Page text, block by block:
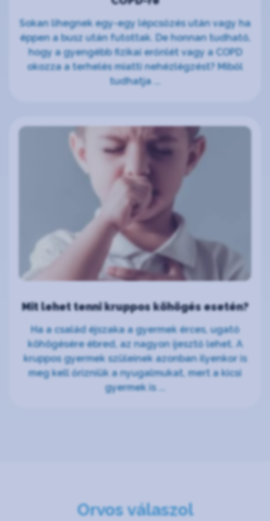
Sokan lihegnek egy-egy lépcsőzés után vagy ha
éppen a busz után futottak. De honnan tudható,
hogy a gyengébb fizikai erőnlét vagy a COPD
okozza a terhelés miatti nehézlégzést? Miből
tudhatja ...
Mit lehet tenni kruppos köhögés esetén?
Ha a család éjszaka a gyermek érces, ugató
köhögésére ébred, az nagyon ijesztő lehet. A
kruppos gyermek szüleinek azonban ilyenkor is
meg kell őrizniük a nyugalmukat, mert a kicsi
gyermek is ...
Orvos válaszol